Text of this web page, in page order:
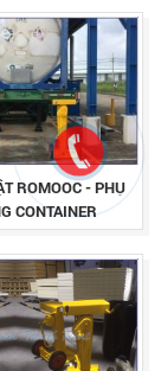
ROMOOC - PHỤ
CONTAINER